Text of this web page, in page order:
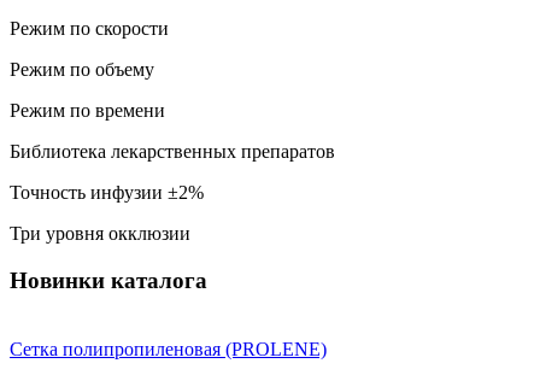
Режим по скорости
Режим по объему
Режим по времени
Библиотека лекарственных препаратов
Точность инфузии ±2%
Три уровня окклюзии
Новинки каталога
Сетка полипропиленовая (PROLENE)